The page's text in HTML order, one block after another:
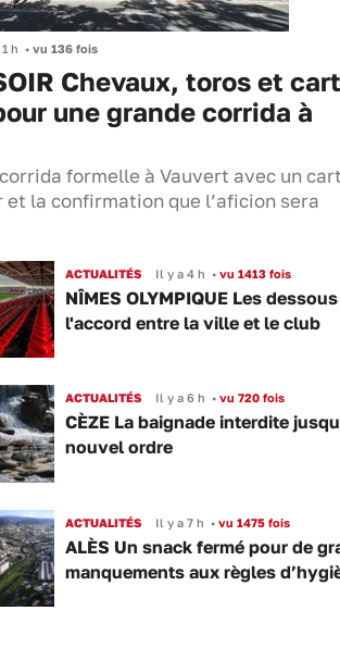
h • vu 136 fois
Chevaux, toros et
une grande corrida à
formelle à Vauvert avec un
la confirmation que l’aficion sera
ACTUALITÉS Il y a 4 h •vu 1413 fois
NÎMES OLYMPIQUE Les
l'accord entre la ville et le club
ACTUALITÉS Il y a 6 h •vu 720 fois
CÈZE La baignade interdite
nouvel ordre
ACTUALITÉS Il y a 7 h •vu 1475 fois
ALÈS Un snack fermé pour de
manquements aux règles